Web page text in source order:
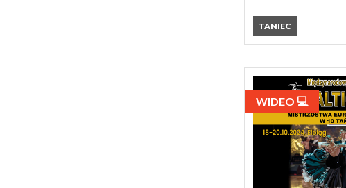
TANIEC
WIDEO 💻